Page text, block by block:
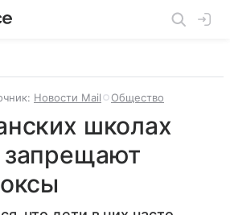
Новости Mail Общество
школах